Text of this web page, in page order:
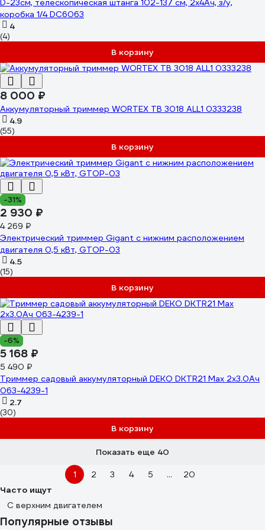
D-23см, телескопическая штанга 102-137 см, 2х4Ач, з/у,
коробка 1/4 DC6063
4
(4)
В корзину
8 000 ₽
Аккумуляторный триммер WORTEX TB 3018 ALL1 0333238
4.9
(55)
В корзину
-31%
2 930 ₽
4 269 ₽
Электрический триммер Gigant с нижним расположением
двигателя 0,5 кВт, GTOP-03
4.5
(15)
В корзину
-6%
5 168 ₽
5 490 ₽
Триммер садовый аккумуляторный DEKO DKTR21 Max 2x3.0Ач
063-4239-1
2.7
(30)
В корзину
Показать еще 40
1 2 3 4 5 ...
20
Часто ищут
С верхним двигателем
Популярные отзывы